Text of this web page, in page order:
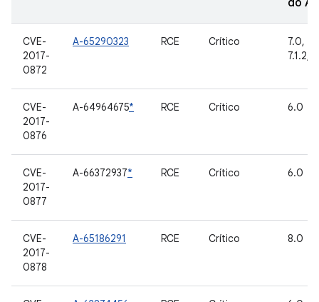
do
CVE-
2017-
0872
A-65290323 RCE Crítico
7.0,
7.1.2,
CVE-
2017-
0876
A-64964675* RCE Crítico 6.0
CVE-
2017-
0877
A-66372937* RCE Crítico 6.0
CVE-
2017-
0878
A-65186291 RCE Crítico 8.0